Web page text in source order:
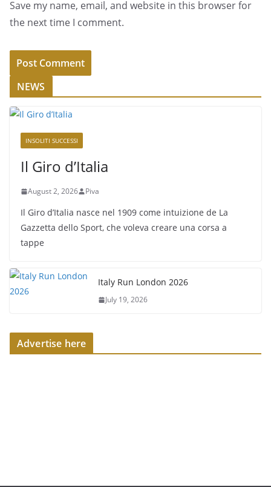
Save my name, email, and website in this browser for
the next time I comment.
NEWS
INSOLITI SUCCESSI
Il Giro d’Italia
August 2, 2026 Piva
Il Giro d’Italia nasce nel 1909 come intuizione de La
Gazzetta dello Sport, che voleva creare una corsa a
tappe
Italy Run London 2026
July 19, 2026
Advertise here